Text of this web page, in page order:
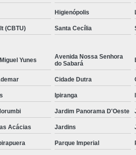
Higienópolis
(CBTU) Santa Cecília
Yunes
Avenida Nossa Senhora
do Sabará
Cidade Dutra
Ipiranga
Jardim Panorama D'Oeste
Acácias Jardins
Parque Imperial